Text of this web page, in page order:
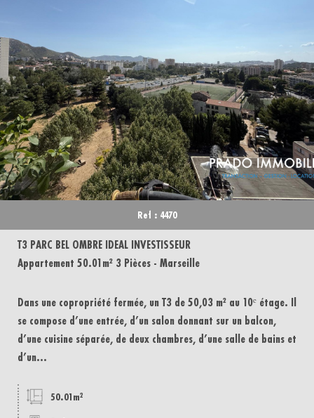
Ref : 4470
T3 PARC BEL OMBRE IDEAL INVESTISSEUR
Appartement 50.01m² 3 Pièces - Marseille
Dans une copropriété fermée, un T3 de 50,03 m² au 10ᵉ étage. Il
se compose d’une entrée, d’un salon donnant sur un balcon,
d’une cuisine séparée, de deux chambres, d’une salle de bains et
d’un...
50.01m²